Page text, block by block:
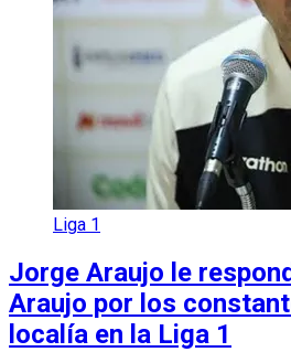
Liga 1
Jorge Araujo le
Araujo por los
localía en la Liga 1